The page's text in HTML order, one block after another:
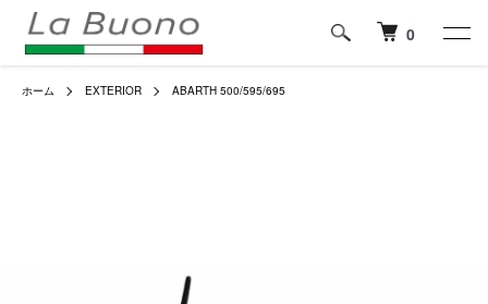
0
ホーム EXTERIOR ABARTH 500/595/695